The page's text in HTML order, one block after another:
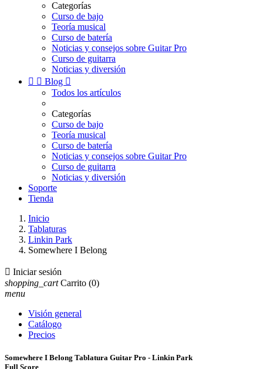
Categorías
Curso de bajo
Teoría musical
Curso de batería
Noticias y consejos sobre Guitar Pro
Curso de guitarra
Noticias y diversión
  Blog 
Todos los artículos
Categorías
Curso de bajo
Teoría musical
Curso de batería
Noticias y consejos sobre Guitar Pro
Curso de guitarra
Noticias y diversión
Soporte
Tienda
Inicio
Tablaturas
Linkin Park
Somewhere I Belong
 Iniciar sesión
shopping_cart Carrito (0)
menu
Visión general
Catálogo
Precios
Somewhere I Belong Tablatura Guitar Pro - Linkin Park
Full Score